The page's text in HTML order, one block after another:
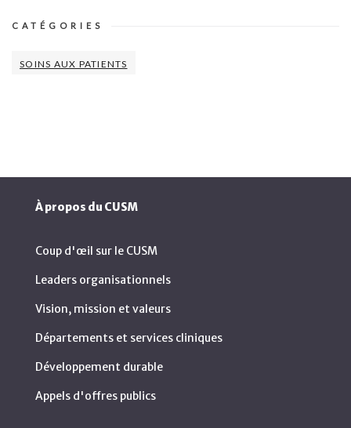
CATÉGORIES
SOINS AUX PATIENTS
À propos du CUSM
Coup d'œil sur le CUSM
Leaders organisationnels
Vision, mission et valeurs
Départements et services cliniques
Développement durable
Appels d'offres publics